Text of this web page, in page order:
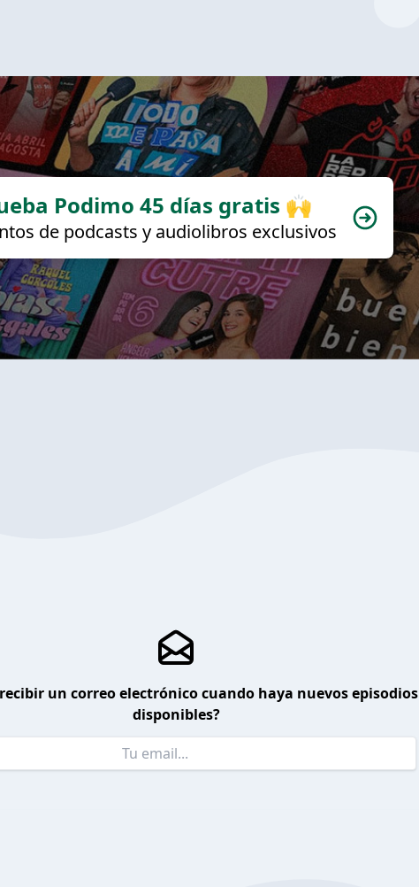
Podimo 45 días gratis 🙌
de podcasts y audiolibros exclusivos
un correo electrónico cuando haya nuevos episodios
disponibles?